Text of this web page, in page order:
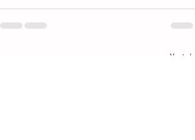
Ver todo